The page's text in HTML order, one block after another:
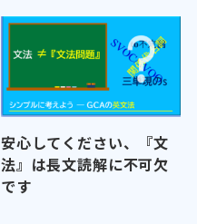
安心してください、『文
法』は長文読解に不可欠
です